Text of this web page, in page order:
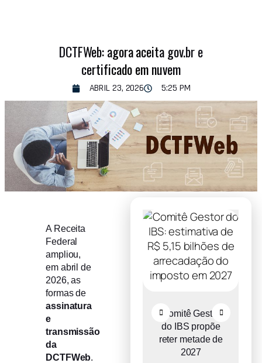
DCTFWeb: agora aceita gov.br e
certificado em nuvem
ABRIL 23, 2026 5:25 PM
A Receita
Federal
ampliou,
em abril de
2026, as
formas de
assinatura
e
transmissão
da
DCTFWeb.
judicial cresce
pequenas
Comitê Gestor
do IBS propõe
reter metade de
2027